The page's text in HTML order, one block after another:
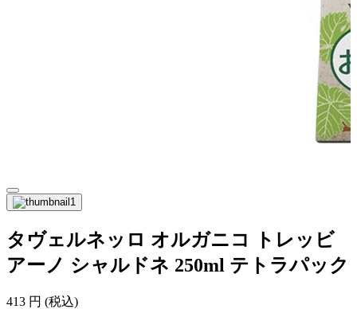
タヴェルネッロ オルガニコ トレッビ
アーノ シャルドネ 250ml テトラパック
413 円 (税込)